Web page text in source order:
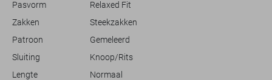
Pasvorm
Relaxed Fit
Zakken
Steekzakken
Patroon
Gemeleerd
Sluiting
Knoop/Rits
Lengte
Normaal